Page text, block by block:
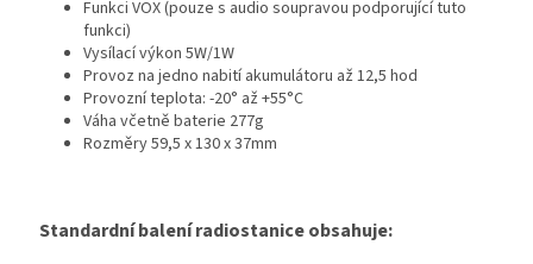
Funkci VOX (pouze s audio soupravou podporující tuto
funkci)
Vysílací výkon 5W/1W
Provoz na jedno nabití akumulátoru až 12,5 hod
Provozní teplota: -20° až +55°C
Váha včetně baterie 277g
Rozměry 59,5 x 130 x 37mm
Standardní balení radiostanice obsahuje: